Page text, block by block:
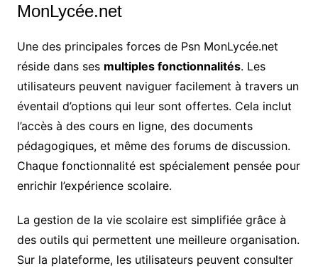
MonLycée.net
Une des principales forces de Psn MonLycée.net
réside dans ses multiples fonctionnalités. Les
utilisateurs peuvent naviguer facilement à travers un
éventail d’options qui leur sont offertes. Cela inclut
l’accès à des cours en ligne, des documents
pédagogiques, et même des forums de discussion.
Chaque fonctionnalité est spécialement pensée pour
enrichir l’expérience scolaire.
La gestion de la vie scolaire est simplifiée grâce à
des outils qui permettent une meilleure organisation.
Sur la plateforme, les utilisateurs peuvent consulter